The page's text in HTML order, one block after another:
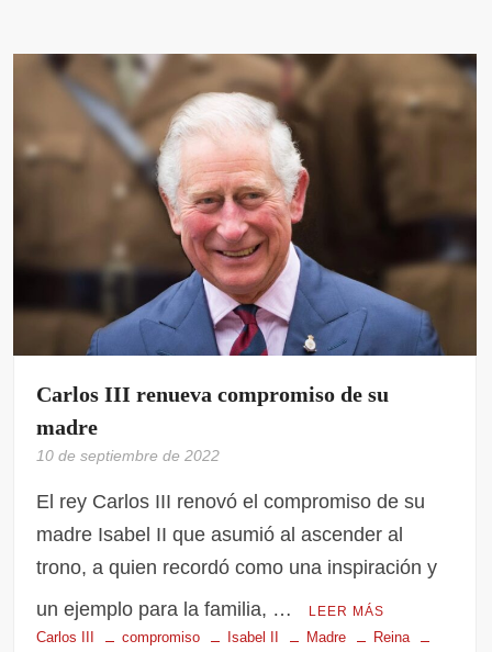
Carlos III renueva compromiso de su
madre
10 de septiembre de 2022
El rey Carlos III renovó el compromiso de su
madre Isabel II que asumió al ascender al
trono, a quien recordó como una inspiración y
un ejemplo para la familia, …
LEER MÁS
Carlos III compromiso Isabel II Madre Reina